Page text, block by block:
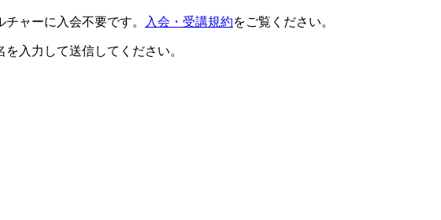
ャーに入会不要です。 入会・受講規約をご覧ください。
入力して送信してください。